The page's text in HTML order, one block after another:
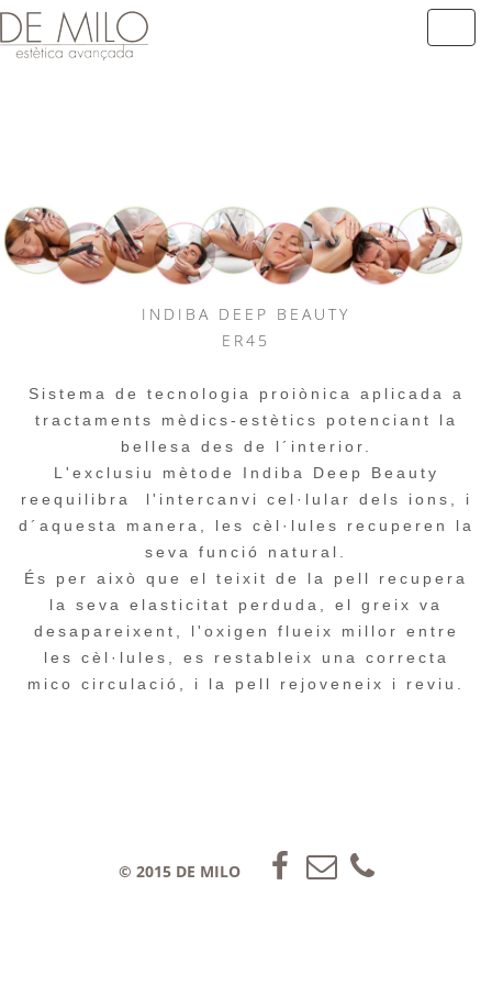
INDIBA DEEP BEAUTY
ER45
Sistema de tecnologia proiònica aplicada a
tractaments mèdics-estètics potenciant la
bellesa des de l´interior.
L'exclusiu mètode Indiba Deep Beauty
reequilibra l'intercanvi cel·lular dels ions, i
d´aquesta manera, les cèl·lules recuperen la
seva funció natural.
És per això que el teixit de la pell recupera
la seva elasticitat perduda, el greix va
desapareixent, l'oxigen flueix millor entre
les cèl·lules, es restableix una correcta
mico circulació, i la pell rejoveneix i reviu.
© 2015 DE MILO